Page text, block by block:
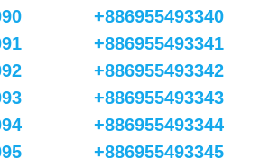
+886955493340
+886955493341
+886955493342
+886955493343
+886955493344
+886955493345